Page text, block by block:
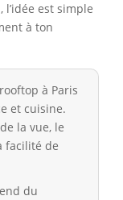
l’idée est simple
à ton
à Paris
et cuisine.
la vue, le
facilité de
du